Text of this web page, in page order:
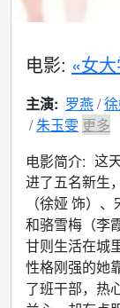
电影: «女
主演: 罗燕
朱玉雯 更多
电影简介: 这
进了五名新生
（徐娅 饰）
和骆雪梅（李
甘则生活在城
性格刚强的她
了班干部，热